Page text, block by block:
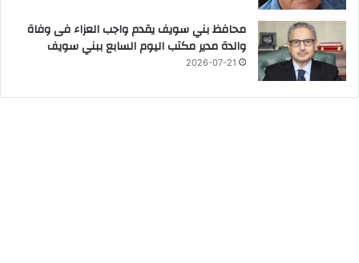
محافظ بني سويف يقدم واجب العزاء فى وفاة
والدة مدير مكتب اليوم السابع ببني سويف
2026-07-21